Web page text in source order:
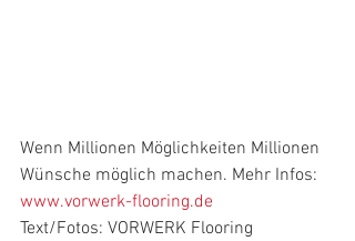
Wenn Millionen Möglichkeiten Millionen
Wünsche möglich machen. Mehr Infos:
www.vorwerk-flooring.de
Text/Fotos: VORWERK Flooring